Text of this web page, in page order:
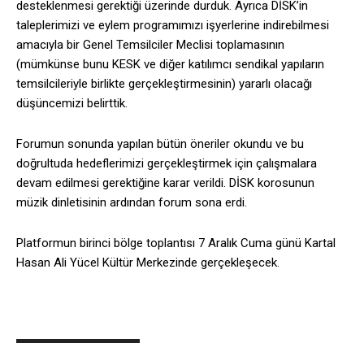
desteklenmesi gerektiği üzerinde durduk. Ayrıca DİSK’in
taleplerimizi ve eylem programımızı işyerlerine indirebilmesi
amacıyla bir Genel Temsilciler Meclisi toplamasının
(mümkünse bunu KESK ve diğer katılımcı sendikal yapıların
temsilcileriyle birlikte gerçekleştirmesinin) yararlı olacağı
düşüncemizi belirttik.
Forumun sonunda yapılan bütün öneriler okundu ve bu
doğrultuda hedeflerimizi gerçekleştirmek için çalışmalara
devam edilmesi gerektiğine karar verildi. DİSK korosunun
müzik dinletisinin ardından forum sona erdi.
Platformun birinci bölge toplantısı 7 Aralık Cuma günü Kartal
Hasan Ali Yücel Kültür Merkezinde gerçekleşecek.